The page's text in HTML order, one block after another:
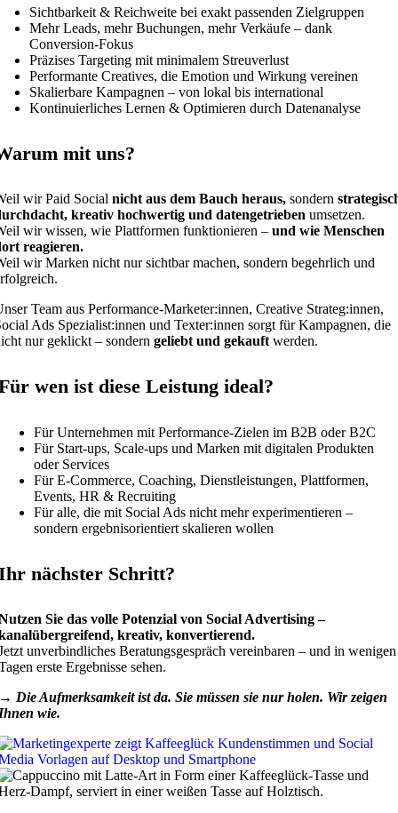
Sichtbarkeit & Reichweite bei exakt passenden Zielgruppen
Mehr Leads, mehr Buchungen, mehr Verkäufe – dank
Conversion-Fokus
Präzises Targeting mit minimalem Streuverlust
Performante Creatives, die Emotion und Wirkung vereinen
Skalierbare Kampagnen – von lokal bis international
Kontinuierliches Lernen & Optimieren durch Datenanalyse
mit uns?
wir Paid Social nicht aus dem Bauch heraus, sondern
kreativ hochwertig und datengetrieben umsetzen.
wir wissen, wie Plattformen funktionieren – und wie Menschen
reagieren.
wir Marken nicht nur sichtbar machen, sondern begehrlich und
Team aus Performance-Marketer:innen, Creative Strateg:innen,
Ads Spezialist:innen und Texter:innen sorgt für Kampagnen, die
nur geklickt – sondern geliebt und gekauft werden.
wen ist diese Leistung ideal?
Für Unternehmen mit Performance-Zielen im B2B oder B2C
Für Start-ups, Scale-ups und Marken mit digitalen Produkten
oder Services
Für E-Commerce, Coaching, Dienstleistungen, Plattformen,
Events, HR & Recruiting
Für alle, die mit Social Ads nicht mehr experimentieren –
sondern ergebnisorientiert skalieren wollen
nächster Schritt?
Sie das volle Potenzial von Social Advertising –
kreativ, konvertierend.
unverbindliches Beratungsgespräch vereinbaren – und in wenigen
erste Ergebnisse sehen.
Die Aufmerksamkeit ist da. Sie müssen sie nur holen. Wir zeigen
wie.